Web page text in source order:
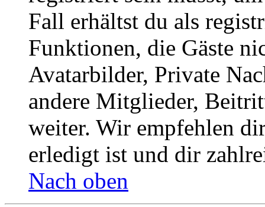
Fall erhältst du als
Funktionen, die Gäste
Avatarbilder, Private
andere Mitglieder,
weiter. Wir empfehlen
erledigt ist und dir
Nach oben